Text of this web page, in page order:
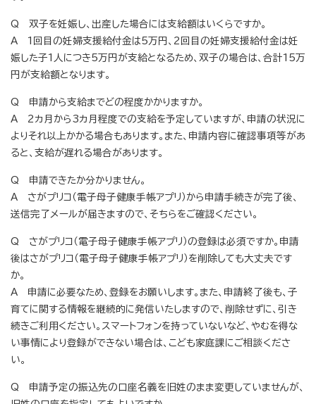
Q 双子を妊娠し、出産した場合には支給額はいくらですか。
A 1回目の妊婦支援給付金は5万円、2回目の妊婦支援給付金は妊
娠した子1人につき5万円が支給となるため、双子の場合は、合計15万
円が支給額となります。
Q 申請から支給までどの程度かかりますか。
A 2カ月から3カ月程度での支給を予定していますが、申請の状況に
よりそれ以上かかる場合もあります。また、申請内容に確認事項等があ
ると、支給が遅れる場合があります。
Q 申請できたか分かりません。
A さがプリコ（電子母子健康手帳アプリ）から申請手続きが完了後、
送信完了メールが届きますので、そちらをご確認ください。
Q さがプリコ（電子母子健康手帳アプリ）の登録は必須ですか。申請
後はさがプリコ（電子母子健康手帳アプリ）を削除しても大丈夫です
か。
A 申請に必要なため、登録をお願いします。また、申請終了後も、子
育てに関する情報を継続的に発信いたしますので、削除せずに、引き
続きご利用ください。スマートフォンを持っていないなど、やむを得な
い事情により登録ができない場合は、こども家庭課にご相談くださ
い。
Q 申請予定の振込先の口座名義を旧姓のまま変更していませんが、